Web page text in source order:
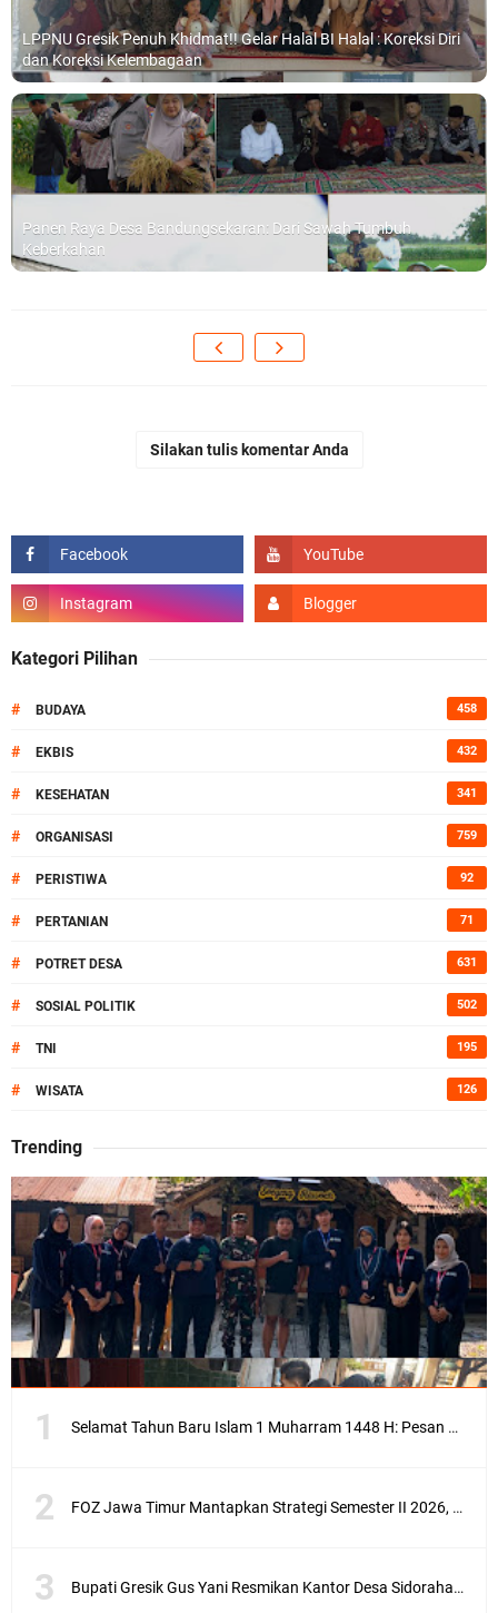
LPPNU Gresik Penuh Khidmat!! Gelar Halal BI Halal : Koreksi Diri
dan Koreksi Kelembagaan
Panen Raya Desa Bandungsekaran: Dari Sawah Tumbuh
Keberkahan
Silakan tulis komentar Anda
Kategori Pilihan
# BUDAYA 458
# EKBIS 432
# KESEHATAN 341
# ORGANISASI 759
# PERISTIWA 92
# PERTANIAN 71
# POTRET DESA 631
# SOSIAL POLITIK 502
# TNI 195
# WISATA 126
Trending
Selamat Tahun Baru Islam 1 Muharram 1448 H: Pesan Hijrah Drs. H. Husnul Aqib, M.M. untuk Negeri
FOZ Jawa Timur Mantapkan Strategi Semester II 2026, Fokus pada Penguatan SDM Amil dan Kolaborasi BerdampakNarasi
Bupati Gresik Gus Yani Resmikan Kantor Desa Sidoraharjo: Simbol Komitmen Pelayanan Publik dan Kepedulian Sosial